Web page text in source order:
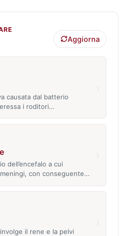
Aggiorna
causata dal batterio
i roditori…
dell’encefalo a cui
con conseguente…
il rene e la pelvi